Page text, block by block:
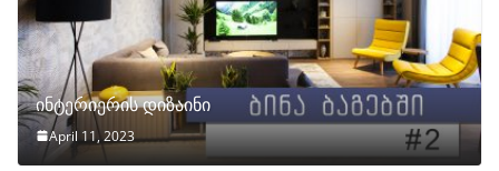
ინტერიერის დიზაინი
April 11, 2023